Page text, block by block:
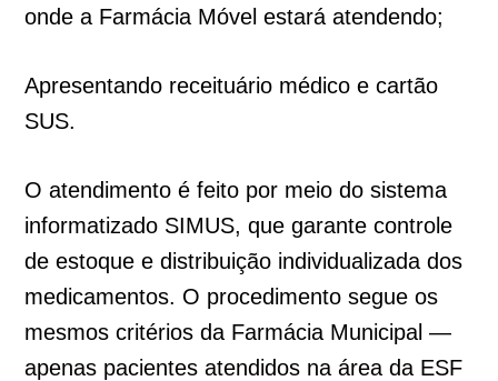
onde a Farmácia Móvel estará atendendo;
Apresentando receituário médico e cartão
SUS.
O atendimento é feito por meio do sistema
informatizado SIMUS, que garante controle
de estoque e distribuição individualizada dos
medicamentos. O procedimento segue os
mesmos critérios da Farmácia Municipal —
apenas pacientes atendidos na área da ESF